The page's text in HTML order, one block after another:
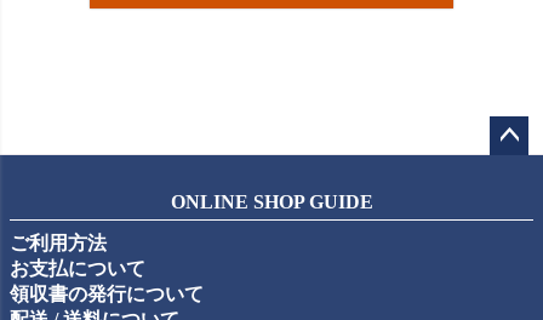
ップ
ONLINE SHOP GUIDE
ご利用方法
お支払について
領収書の発行について